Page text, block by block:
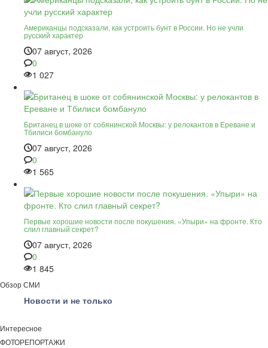
Американцы подсказали, как устроить бунт в России. Но не учли
русский характер
07 август, 2026
0
1 027
Британец в шоке от собянинской Москвы: у релокантов в Ереване и
Тбилиси бомбануло
07 август, 2026
0
1 565
Первые хорошие новости после покушения. «Упыри» на фронте. Кто
слил главный секрет?
07 август, 2026
0
1 845
Обзор СМИ
Новости и не только
Интересное
ФОТОРЕПОРТАЖИ